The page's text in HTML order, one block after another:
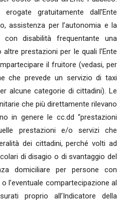
gratuitamente dall’Ente
assistenza per l’autonomia e la
con disabilità frequentante una
prestazioni per le quali l’Ente
il fruitore (vedasi, per
che prevede un servizio di taxi
alcune categorie di cittadini). Le
che più direttamente rilevano
in genere le cc.dd “prestazioni
prestazioni e/o servizi che
dei cittadini, perché volti ad
di disagio o di svantaggio del
domiciliare per persone con
l’eventuale compartecipazione al
proprio all’Indicatore della